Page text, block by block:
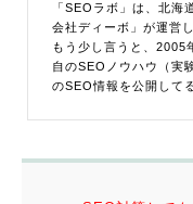
「SEOラボ」は、北海
会社ディーボ」が運営
もう少し言うと、2005
自のSEOノウハウ（実
のSEO情報を公開して